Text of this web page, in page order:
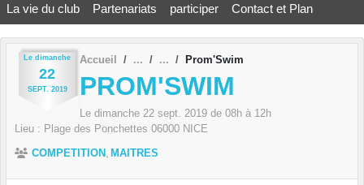
La vie du club Partenariats participer Contact et Plan
Le dimanche
22
SEPT. 2019
Accueil Prom'Swim
PROM'SWIM
Le dimanche 22 sept. 2019 de 08h à 12h
Lieu : Plage des Ponchettes 06000 NICE
COMPETITION
MAITRES